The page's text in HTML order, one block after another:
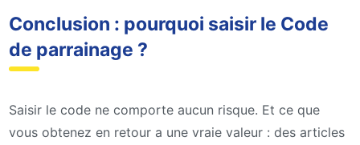
Conclusion : pourquoi saisir le Code
de parrainage ?
Saisir le code ne comporte aucun risque. Et ce que
vous obtenez en retour a une vraie valeur : des articles